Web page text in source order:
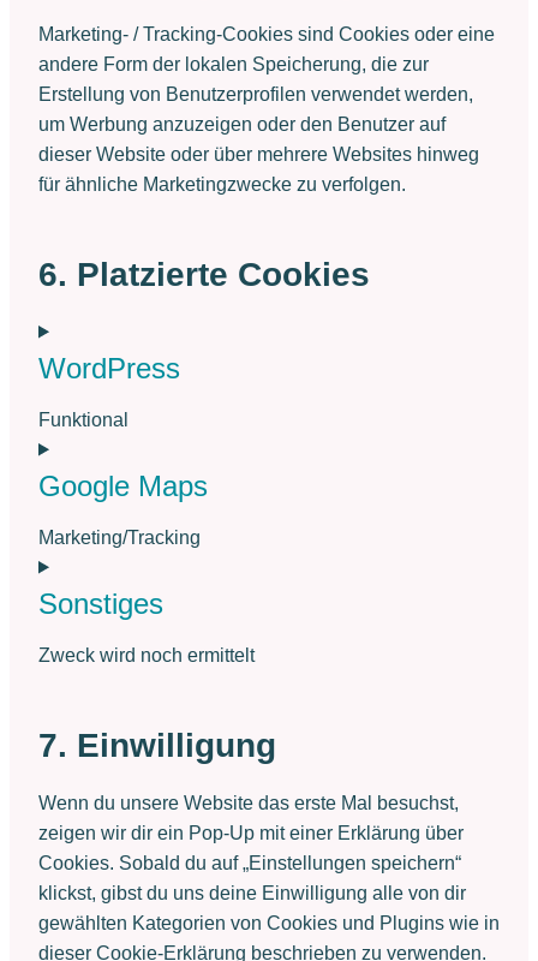
Marketing- / Tracking-Cookies sind Cookies oder eine
andere Form der lokalen Speicherung, die zur
Erstellung von Benutzerprofilen verwendet werden,
um Werbung anzuzeigen oder den Benutzer auf
dieser Website oder über mehrere Websites hinweg
für ähnliche Marketingzwecke zu verfolgen.
6. Platzierte Cookies
WordPress
Funktional
Consent
to
service
wordpress
Google Maps
Marketing/Tracking
Consent
to
google-
Sonstiges
Zweck wird noch ermittelt
service
7. Einwilligung
Wenn du unsere Website das erste Mal besuchst,
zeigen wir dir ein Pop-Up mit einer Erklärung über
Cookies. Sobald du auf „Einstellungen speichern“
klickst, gibst du uns deine Einwilligung alle von dir
gewählten Kategorien von Cookies und Plugins wie in
dieser Cookie-Erklärung beschrieben zu verwenden.